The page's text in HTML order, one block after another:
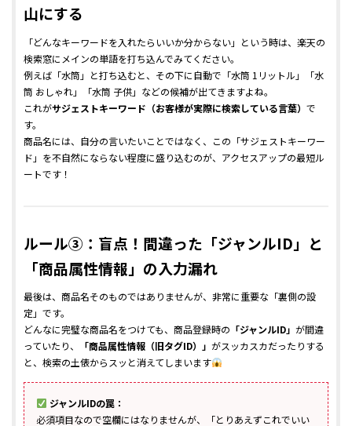
山にする
「どんなキーワードを入れたらいいか分からない」という時は、楽天の
検索窓にメインの単語を打ち込んでみてください。
例えば「水筒」と打ち込むと、その下に自動で「水筒 1リットル」「水
筒 おしゃれ」「水筒 子供」などの候補が出てきますよね。
これがサジェストキーワード（お客様が実際に検索している言葉） で
す。
商品名には、自分の言いたいことではなく、この「サジェストキーワー
ド」を不自然にならない程度に盛り込むのが、アクセスアップの最短ル
ートです！
ルール③：盲点！間違った「ジャンルID」と
「商品属性情報」の入力漏れ
最後は、商品名そのものではありませんが、非常に重要な「裏側の設
定」です。
どんなに完璧な商品名をつけても、商品登録時の 「ジャンルID」 が間違
っていたり、
「商品属性情報（旧タグID）」 がスッカスカだったりする
と、検索の土俵からスッと消えてしまいます
ジャンルIDの罠：
必須項目なので空欄にはなりませんが、「とりあえずこれでいい